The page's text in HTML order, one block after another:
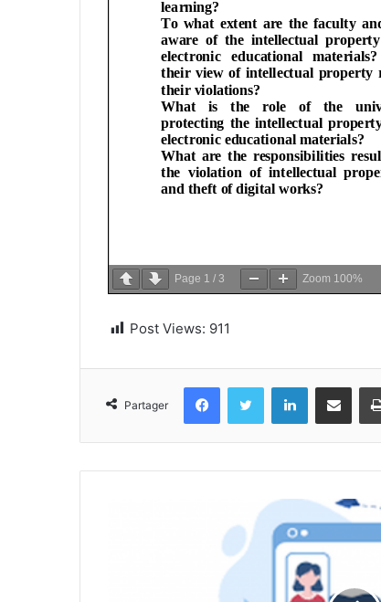
Page 1 / 3 Zoom 100%
Post Views: 911
Partager
FacebookTwitter LinkedinPartager par email